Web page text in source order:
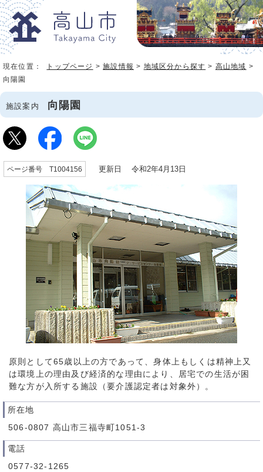
現在位置： トップページ >施設情報 > 地域区分から探す > 高山地域 >
向陽園
施設案内 向陽園
ページ番号 T1004156 更新日 令和2年4月13日
原則として65歳以上の方であって、身体上もしくは精神上又
は環境上の理由及び経済的な理由により、居宅での生活が困
難な方が入所する施設（要介護認定者は対象外）。
所在地
506-0807 高山市三福寺町1051-3
電話
0577-32-1265